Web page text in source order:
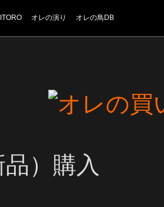
オレの演り オレの鳥DB
）購入